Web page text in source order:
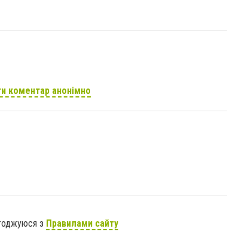
коментар анонімно
з Правилами сайту